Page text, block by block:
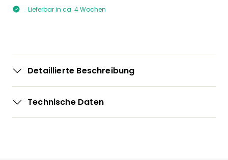
Lieferbar in ca. 4 Wochen
Detaillierte Beschreibung
Technische Daten